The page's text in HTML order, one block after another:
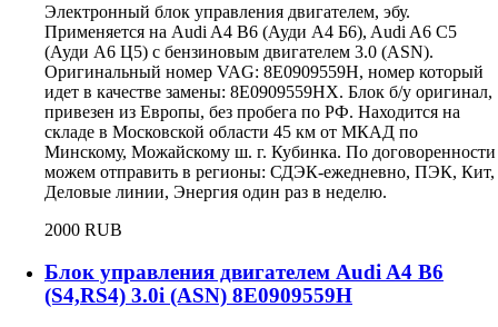
Электронный блок управления двигателем, эбу.
Применяется на Audi A4 B6 (Ауди А4 Б6), Audi A6 C5
(Ауди А6 Ц5) с бензиновым двигателем 3.0 (ASN).
Оригинальный номер VAG: 8E0909559H, номер который
идет в качестве замены: 8Е0909559НХ. Блок б/у оригинал,
привезен из Европы, без пробега по РФ. Находится на
складе в Московской области 45 км от МКАД по
Минскому, Можайскому ш. г. Кубинка. По договоренности
можем отправить в регионы: СДЭК-ежедневно, ПЭК, Кит,
Деловые линии, Энергия один раз в неделю.
2000 RUB
Блок управления двигателем Audi A4 B6
(S4,RS4) 3.0i (ASN) 8E0909559H